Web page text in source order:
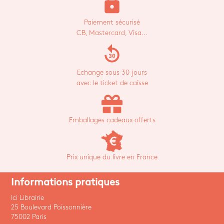
Paiement sécurisé
CB, Mastercard, Visa...
replay_30
Echange sous 30 jours
avec le ticket de caisse
Emballages cadeaux offerts
Prix unique du livre en France
Informations pratiques
Ici Librairie
25 Boulevard Poissonnière
75002 Paris